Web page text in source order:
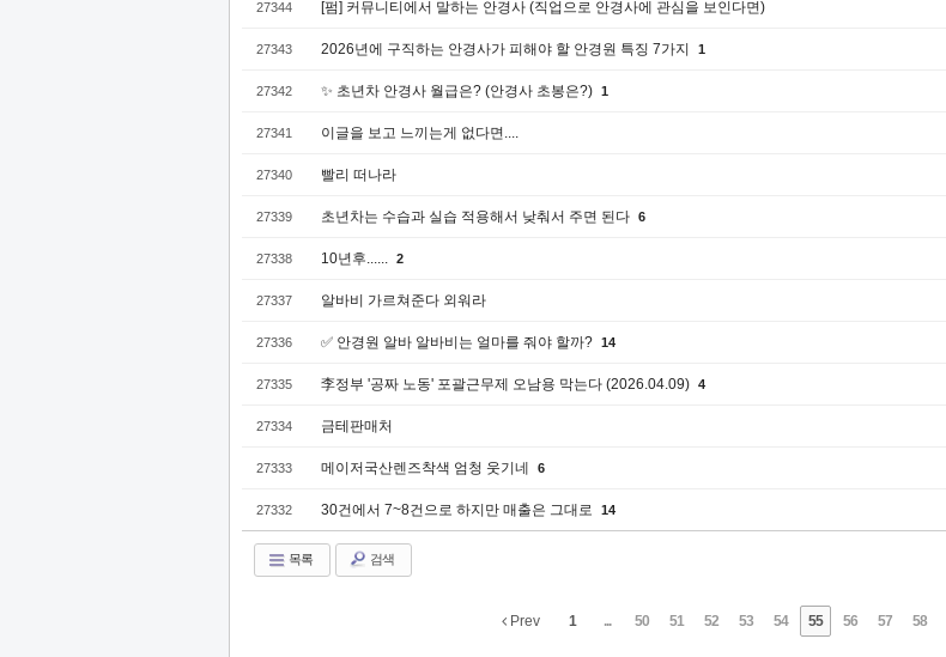
27344 [펌] 커뮤니티에서 말하는 안경사 (직업으로 안경사에 관심을 보인다면)
27343 2026년에 구직하는 안경사가 피해야 할 안경원 특징 7가지 1
27342 ✨ 초년차 안경사 월급은? (안경사 초봉은?) 1
27341 이글을 보고 느끼는게 없다면....
27340 빨리 떠나라
27339 초년차는 수습과 실습 적용해서 낮춰서 주면 된다 6
27338 10년후...... 2
27337 알바비 가르쳐준다 외워라
27336 ✅ 안경원 알바 알바비는 얼마를 줘야 할까? 14
27335 李정부 '공짜 노동' 포괄근무제 오남용 막는다 (2026.04.09) 4
27334 금테판매처
27333 메이저국산렌즈착색 엄청 웃기네 6
27332 30건에서 7~8건으로 하지만 매출은 그대로 14
목록 검색
Prev 1 ... 50 51 52 53 54 55 56 57 58